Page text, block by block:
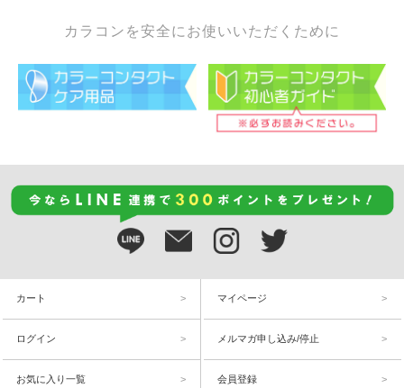
カラコンを安全にお使いいただくために
カート マイページ
ログイン メルマガ申し込み/停止
お気に入り一覧 会員登録